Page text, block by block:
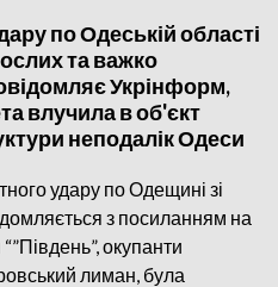
по Одеській області
та важко
Укрінформ,
влучила в об'єкт
неподалік Одеси
удару по Одещині зі
з посиланням на
окупанти
лиман, була